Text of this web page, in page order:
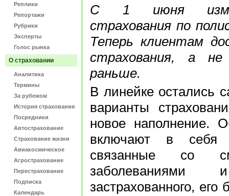
Реплики
Репортажи
Рубрики
Эксперты
Голос рынка
О страховании
Аналитика
Термины
За рубежом
История страхования
Посредники
Автострахование
Страхование жизни
Авиакосмическое
Агрострахование
Перестрахование
Подписка
Календарь
С 1 июня
страхования по
Теперь клиентам
страхования, а
раньше.
В линейке остались
варианты
новое наполнение.
включают в себя
связанные со
заболеваниями
застрахованного, его